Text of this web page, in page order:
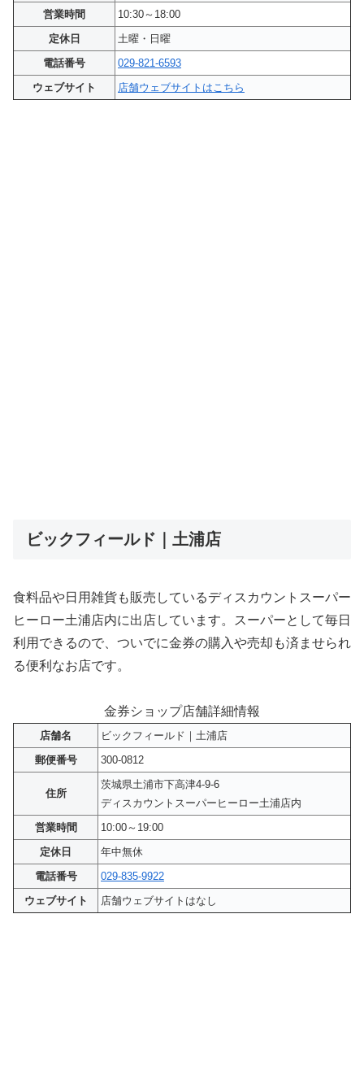
営業時間
10:30～18:00
定休日
土曜・日曜
電話番号
029-821-6593
ウェブサイト
店舗ウェブサイトはこちら
ビックフィールド｜土浦店
食料品や日用雑貨も販売しているディスカウントスーパー
ヒーロー土浦店内に出店しています。スーパーとして毎日
利用できるので、ついでに金券の購入や売却も済ませられ
る便利なお店です。
金券ショップ店舗詳細情報
店舗名
ビックフィールド｜土浦店
郵便番号
300-0812
住所
茨城県土浦市下高津4-9-6
ディスカウントスーパーヒーロー土浦店内
営業時間
10:00～19:00
定休日
年中無休
電話番号
029-835-9922
ウェブサイト
店舗ウェブサイトはなし